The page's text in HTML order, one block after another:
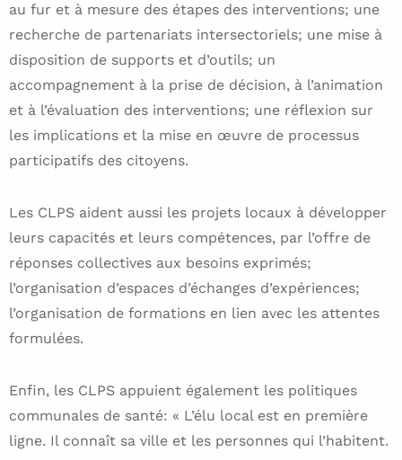
au fur et à mesure des étapes des interventions; une
recherche de partenariats intersectoriels; une mise à
disposition de supports et d’outils; un
accompagnement à la prise de décision, à l’animation
et à l’évaluation des interventions; une réflexion sur
les implications et la mise en œuvre de processus
participatifs des citoyens.
Les CLPS aident aussi les projets locaux à développer
leurs capacités et leurs compétences, par l’offre de
réponses collectives aux besoins exprimés;
l’organisation d’espaces d’échanges d’expériences;
l’organisation de formations en lien avec les attentes
formulées.
Enfin, les CLPS appuient également les politiques
communales de santé: « L’élu local est en première
ligne. Il connaît sa ville et les personnes qui l’habitent.